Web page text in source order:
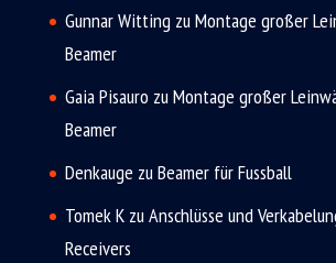
Gunnar Witting zuMontage großer
Beamer
Gaia Pisauro zuMontage großer
Beamer
Denkauge zuBeamer für Fussball
Tomek KzuAnschlüsse und
Receivers